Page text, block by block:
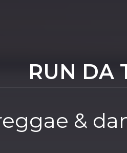
RUN DA
&